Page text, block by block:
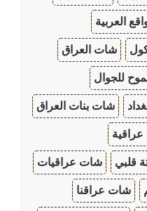
العربية
شات العراق
للجوال
شات بنات العراق
قلبي شات عراقيات
شات عراقنا